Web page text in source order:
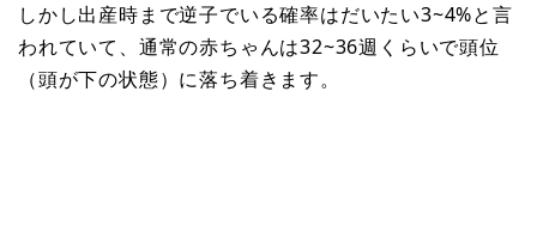
しかし出産時まで逆子でいる確率はだいたい3~4%と言
われていて、通常の赤ちゃんは32~36週くらいで頭位
（頭が下の状態）に落ち着きます。